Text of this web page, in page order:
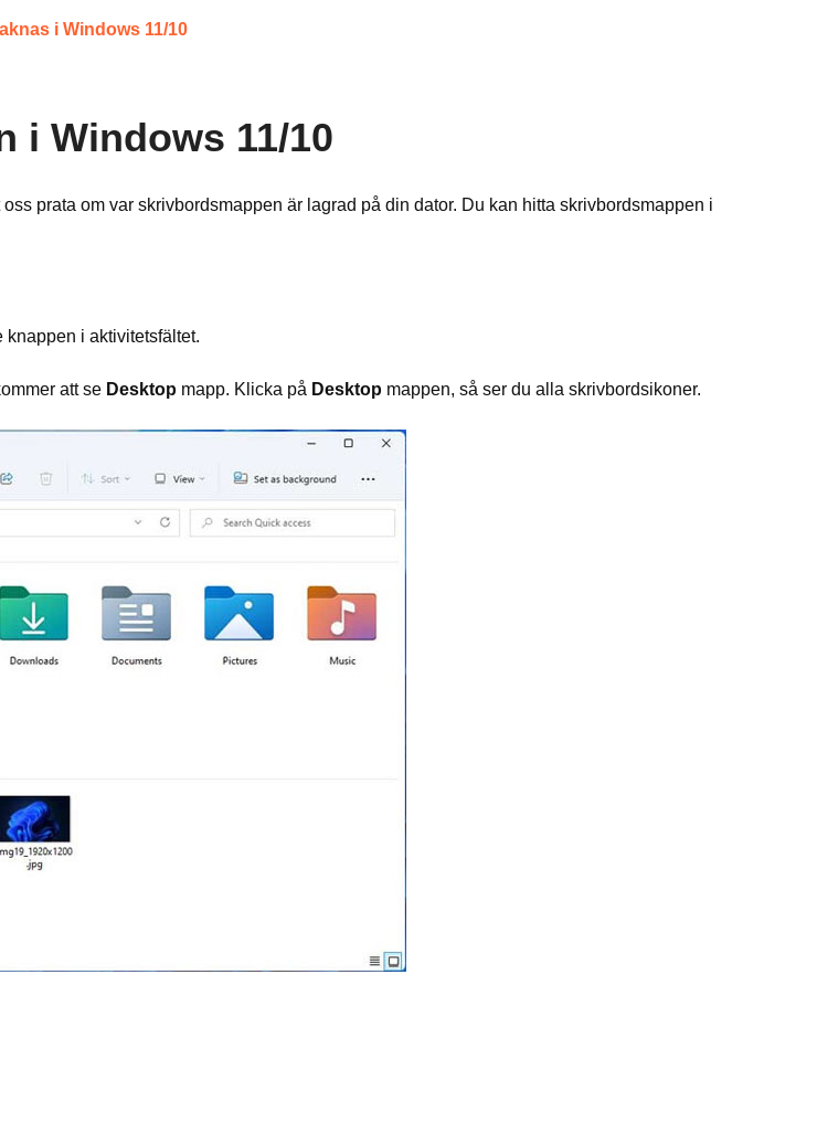
i Windows 11/10
i Windows 11/10
prata om var skrivbordsmappen är lagrad på din dator. Du kan hitta skrivbordsmappen i
i aktivitetsfältet.
att se Desktop mapp. Klicka på Desktop mappen, så ser du alla skrivbordsikoner.